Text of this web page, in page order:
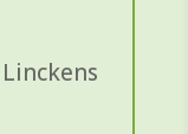
Linckens